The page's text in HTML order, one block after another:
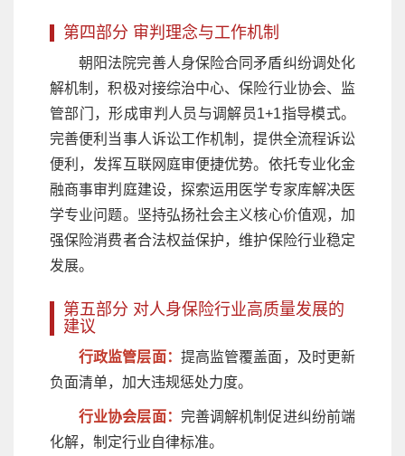
第四部分 审判理念与工作机制
朝阳法院完善人身保险合同矛盾纠纷调处化
解机制，积极对接综治中心、保险行业协会、监
管部门，形成审判人员与调解员1+1指导模式。
完善便利当事人诉讼工作机制，提供全流程诉讼
便利，发挥互联网庭审便捷优势。依托专业化金
融商事审判庭建设，探索运用医学专家库解决医
学专业问题。坚持弘扬社会主义核心价值观，加
强保险消费者合法权益保护，维护保险行业稳定
发展。
第五部分 对人身保险行业高质量发展的
建议
行政监管层面： 提高监管覆盖面，及时更新
负面清单，加大违规惩处力度。
行业协会层面： 完善调解机制促进纠纷前端
化解，制定行业自律标准。